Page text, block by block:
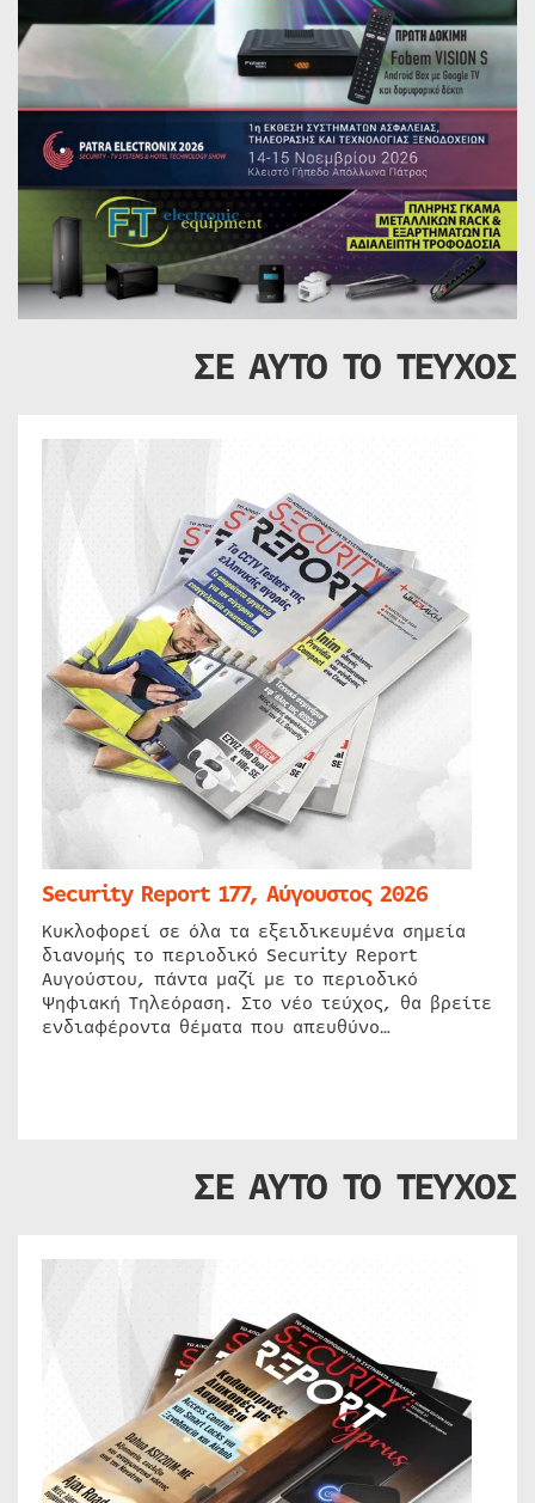
ΣΕ ΑΥΤΟ ΤΟ ΤΕΥΧΟΣ
Security Report 177, Αύγουστος 2026
Κυκλοφορεί σε όλα τα εξειδικευμένα σημεία
διανομής το περιοδικό Security Report
Αυγούστου, πάντα μαζί με το περιοδικό
Ψηφιακή Τηλεόραση. Στο νέο τεύχος, θα βρείτε
ενδιαφέροντα θέματα που απευθύνο…
ΣΕ ΑΥΤΟ ΤΟ ΤΕΥΧΟΣ